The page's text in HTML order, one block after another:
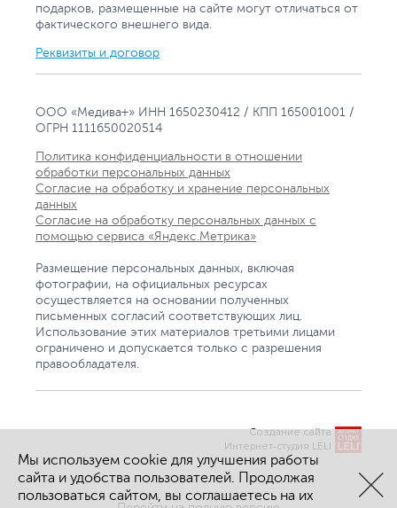
подарков, размещенные на сайте могут отличаться от
фактического внешнего вида.
Реквизиты и договор
ООО «Медива+» ИНН 1650230412 / КПП 165001001 /
ОГРН 1111650020514
Политика конфиденциальности в отношении
обработки персональных данных
Согласие на обработку и хранение персональных
данных
Согласие на обработку персональных данных с
помощью сервиса «Яндекс.Метрика»
Размещение персональных данных, включая
фотографии, на официальных ресурсах
осуществляется на основании полученных
письменных согласий соответствующих лиц.
Использование этих материалов третьими лицами
ограничено и допускается только с разрешения
правообладателя.
Создание сайта
Интернет-студия LELI
Мы используем cookie для улучшения работы
сайта и удобства пользователей. Продолжая
пользоваться сайтом, вы соглашаетесь на их